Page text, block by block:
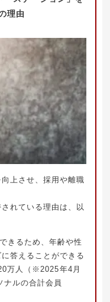
理由
上させ、採用や離職
れている理由は、以
きるため、年齢や性
答えることができる
万人（※2025年4月
ナルの合計会員